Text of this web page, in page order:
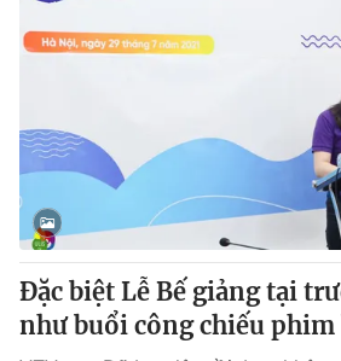
Đặc biệt Lễ Bế giảng tại
như buổi công chiếu phim